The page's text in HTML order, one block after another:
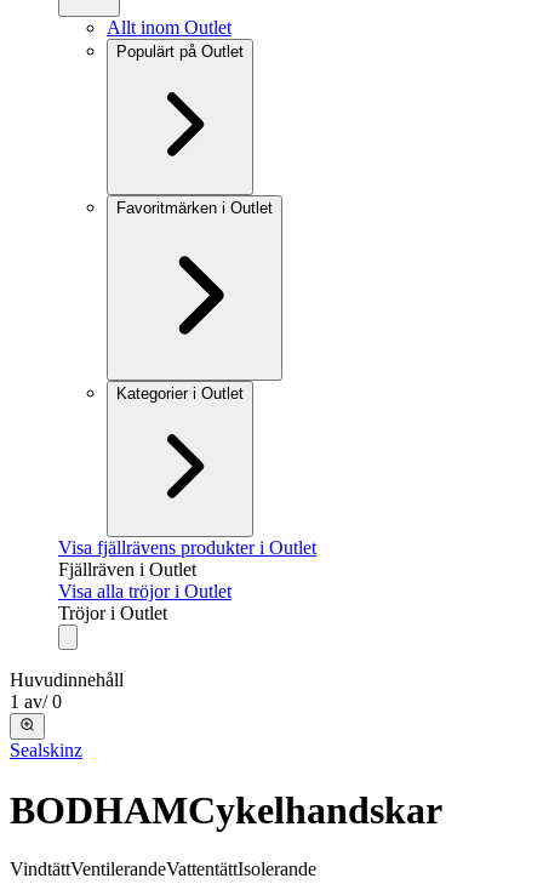
Allt inom Outlet
Populärt på Outlet
Favoritmärken i Outlet
Kategorier i Outlet
Visa fjällrävens produkter i Outlet
Fjällräven i Outlet
Visa alla tröjor i Outlet
Tröjor i Outlet
Huvudinnehåll
1 av/ 0
Sealskinz
BODHAMCykelhandskar
VindtättVentilerandeVattentättIsolerande